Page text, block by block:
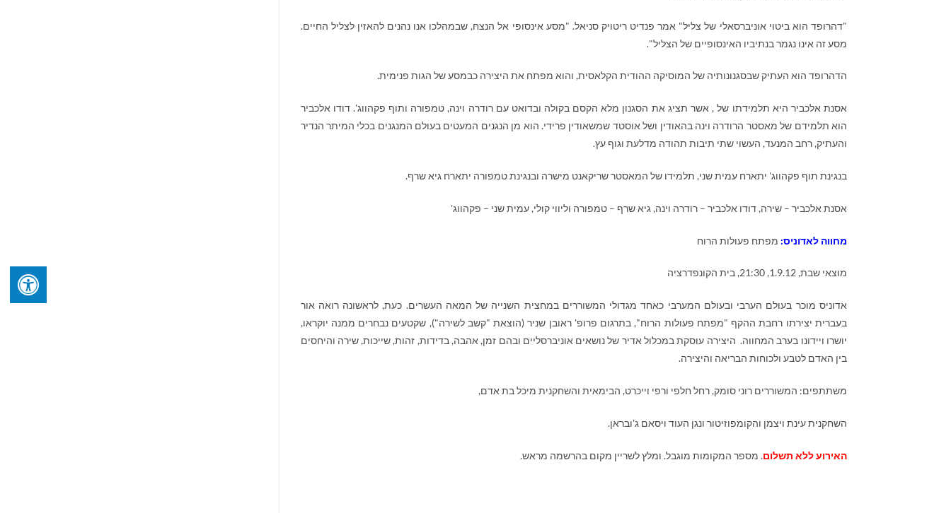
"דהרופד הוא ביטוי אוניברסאלי של צליל" אמר פנדיט ריטויק סניאל. "מסע אינסופי אל הנצח, שבמהלכו אנו נהנים להאזין לצליל החיים.
מסע זה אינו נגמר בנתיביו האינסופיים של הצליל".
הדהרופד הוא העתיק שבסגנונותיה של המוסיקה ההודית הקלאסית, והוא מפתח את היצירה כבמסע של הגות פנימית.
אסנת אלכביר היא תלמידתו של , אשר תציג את הסגנון מלא הקסם בקולה ובדואט עם רודרה וינה, טמפורה ותוף פקהווג'. דודו אלכביר
הוא תלמידם של מאסטר הרודרה וינה בהאודין ושל אוסטד שמשאודין פרידי. הוא מן הנגנים המעטים בעולם המנגנים בכלי המיתר הנדיר
והעתיק, רחב המנעד, העשוי שתי תיבות תהודה מדלעת וגוף עץ.
בנגינת תוף פקהווג' יתארח עמית שני, תלמידו של המאסטר שריקאנט מישרה ובנגינת טמפורה יתארח גיא שרף.
אסנת אלכביר – שירה, דודו אלכביר – רודרה וינה, גיא שרף – טמפורה וליווי קולי, עמית שני – פקהווג'
מחווה לאדוניס: מפתח פעולות הרוח
מוצאי שבת, 1.9.12, 21:30, בית הקונפדרציה
אדוניס מוכר בעולם הערבי ובעולם המערבי כאחד מגדולי המשוררים במחצית השנייה של המאה העשרים. כעת, לראשונה רואה אור
בעברית יצירתו רחבת ההקף "מפתח פעולות הרוח", בתרגום פרופ' ראובן שניר (הוצאת "קשב לשירה"), שקטעים נבחרים ממנה יוקראו,
יושרו ויידונו בערב המחווה. היצירה עוסקת במכלול אדיר של נושאים אוניברסליים ובהם זמן, אהבה, בדידות, זהות, שייכות, שירה והיחסים
בין האדם לטבע ולכוחות הבריאה והיצירה.
משתתפים: המשוררים רוני סומק, רחל חלפי ורפי וייכרט, הבימאית והשחקנית מיכל בת אדם,
השחקנית עינת ויצמן והקומפוזיטור ונגן העוד ויסאם ג'ובראן.
האירוע ללא תשלום. מספר המקומות מוגבל. ומלץ לשריין מקום בהרשמה מראש.